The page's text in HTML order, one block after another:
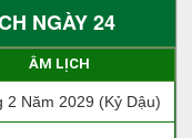
NGÀY 24
ÂM LỊCH
2 Năm 2029 (Kỷ Dậu)